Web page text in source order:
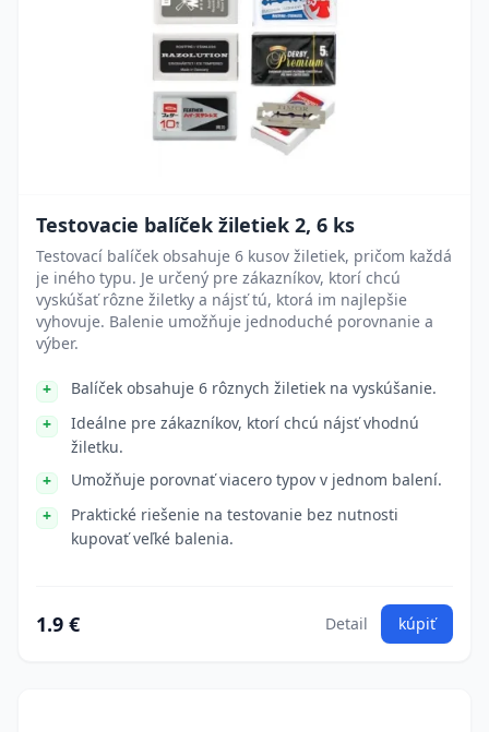
Testovacie balíček žiletiek 2, 6 ks
Testovací balíček obsahuje 6 kusov žiletiek, pričom každá
je iného typu. Je určený pre zákazníkov, ktorí chcú
vyskúšať rôzne žiletky a nájsť tú, ktorá im najlepšie
vyhovuje. Balenie umožňuje jednoduché porovnanie a
výber.
Balíček obsahuje 6 rôznych žiletiek na vyskúšanie.
Ideálne pre zákazníkov, ktorí chcú nájsť vhodnú
žiletku.
Umožňuje porovnať viacero typov v jednom balení.
Praktické riešenie na testovanie bez nutnosti
kupovať veľké balenia.
1.9 € Detail kúpiť